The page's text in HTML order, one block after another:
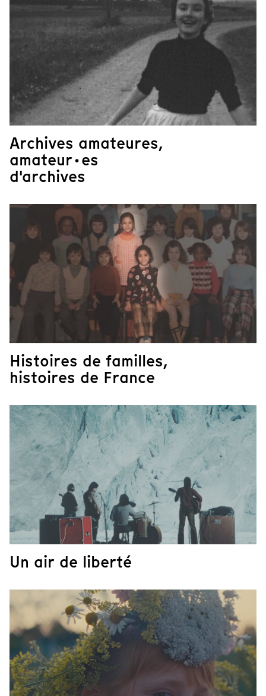
Archives amateures,
amateur·es
d'archives
Histoires de familles,
histoires de France
Un air de liberté